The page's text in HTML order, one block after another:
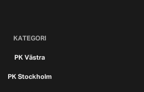
KATEGORI
PK Västra
PK Stockholm